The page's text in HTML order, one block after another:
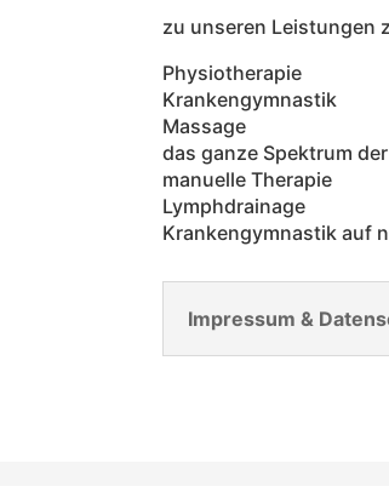
zu unseren Leistungen
Physiotherapie
Krankengymnastik
Massage
das ganze Spektrum
manuelle Therapie
Lymphdrainage
Krankengymnastik auf
Impressum &